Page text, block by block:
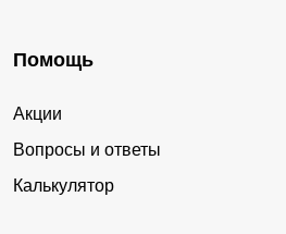
Помощь
Акции
Вопросы и ответы
Калькулятор